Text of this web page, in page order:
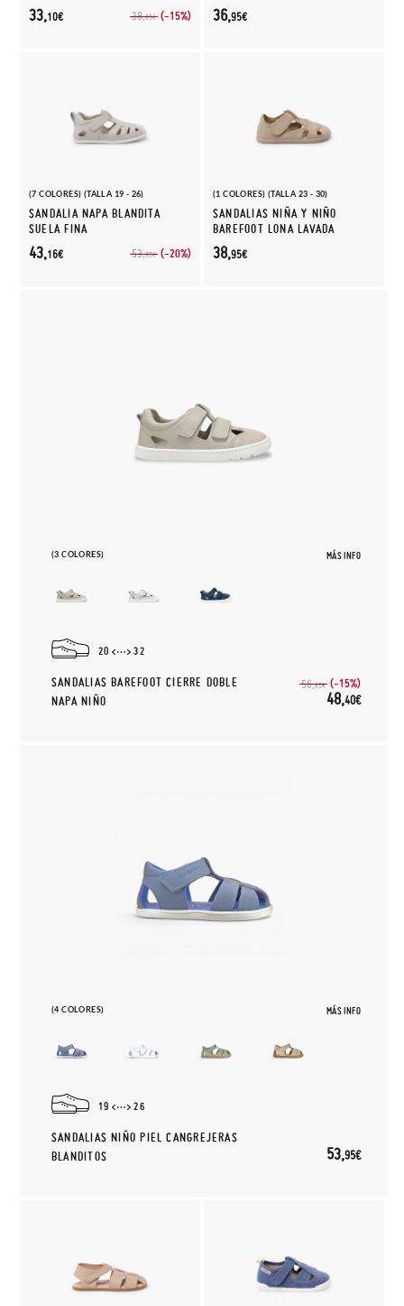
38,95€ (-15%)
33,10€ 36,95€
(7 COLORES) (TALLA 19 - 26)
SANDALIA NAPA BLANDITA
SUELA FINA
53,95€ (-20%)
43,16€
(1 COLORES) (TALLA 23 - 30)
SANDALIAS NIÑA Y NIÑO
BAREFOOT LONA LAVADA
38,95€
(3 COLORES) MÁS INFO
20 32
SANDALIAS BAREFOOT CIERRE DOBLE
NAPA NIÑO
56,95€ (-15%)
48,40€
(4 COLORES) MÁS INFO
19 26
SANDALIAS NIÑO PIEL CANGREJERAS
BLANDITOS
53,95€